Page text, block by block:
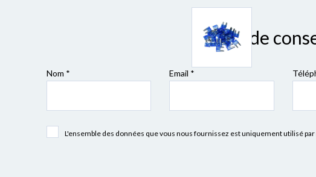
Besoin de
Nom * Email *
L'ensemble des données que vous nous fournissez est uniquement utilisé